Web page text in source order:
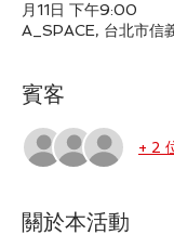
月11日 下午9:00
A_SPACE, 台北市信
賓客
+ 2
關於本活動